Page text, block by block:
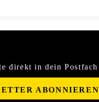
direkt in dein Postfach
ABONNIEREN